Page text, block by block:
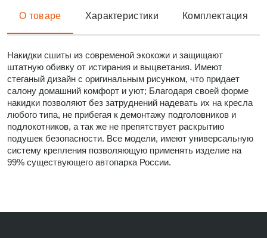
О товаре Характеристики Комплектация
Накидки сшиты из современой экокожи и защищают
штатную обивку от истирания и выцветания. Имеют
стеганый дизайн с оригинальным рисунком, что придает
салону домашний комфорт и уют; Благодаря своей форме
накидки позволяют без затруднений надевать их на кресла
любого типа, не прибегая к демонтажу подголовников и
подлокотников, а так же не препятствует раскрытию
подушек безопасности. Все модели, имеют универсальную
систему крепления позволяющую применять изделие на
99% существующего автопарка России.